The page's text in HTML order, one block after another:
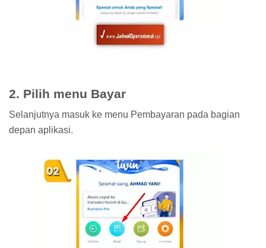
2. Pilih menu Bayar
Selanjutnya masuk ke menu Pembayaran pada bagian
depan aplikasi.